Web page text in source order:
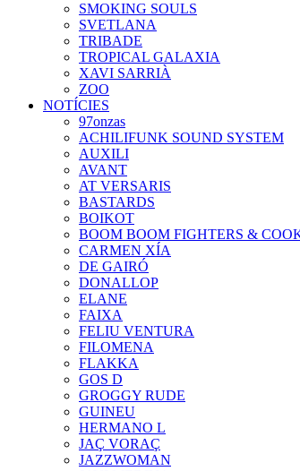
SMOKING SOULS
SVETLANA
TRIBADE
TROPICAL GALAXIA
XAVI SARRIÀ
ZOO
NOTÍCIES
97onzas
ACHILIFUNK SOUND SYSTEM
AUXILI
AVANT
AT VERSARIS
BASTARDS
BOIKOT
BOOM BOOM FIGHTERS &
CARMEN XÍA
DE GAIRÓ
DONALLOP
ELANE
FAIXA
FELIU VENTURA
FILOMENA
FLAKKA
GOS D
GROGGY RUDE
GUINEU
HERMANO L
JAÇ VORAÇ
JAZZWOMAN